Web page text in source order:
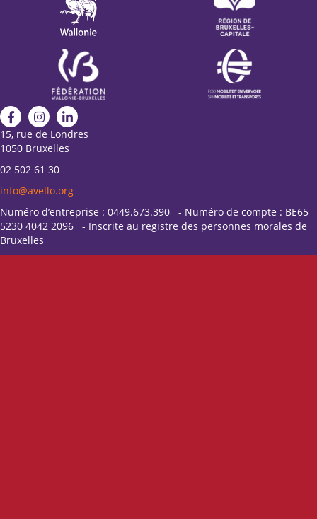
15, rue de Londres
1050 Bruxelles
02 502 61 30
info@avello.org
Numéro d’entreprise : 0449.673.390 - Numéro de compte : BE65
5230 4042 2096 - Inscrite au registre des personnes morales de
Bruxelles